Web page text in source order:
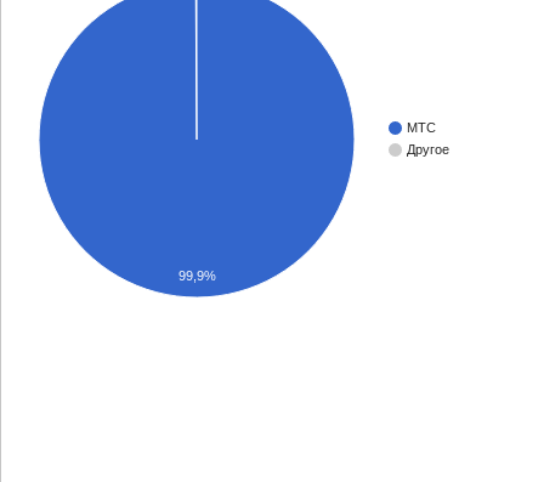
МТС
Другое
99,9%